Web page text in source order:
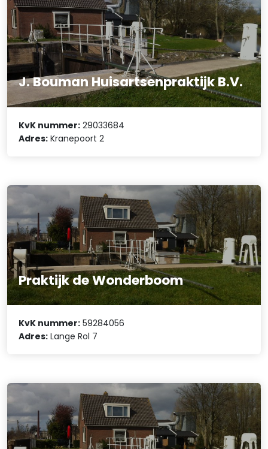
J. Bouman Huisartsenpraktijk B.V.
KvK nummer: 29033684
Adres: Kranepoort 2
Praktijk de Wonderboom
KvK nummer: 59284056
Adres: Lange Rol 7